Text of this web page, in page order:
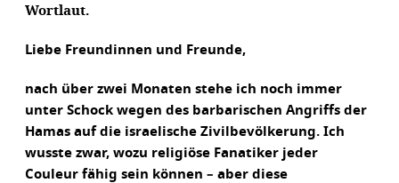
Wortlaut.
Liebe Freundinnen und Freunde,
nach über zwei Monaten stehe ich noch immer
unter Schock wegen des barbarischen Angriffs der
Hamas auf die israelische Zivilbevölkerung. Ich
wusste zwar, wozu religiöse Fanatiker jeder
Couleur fähig sein können – aber diese